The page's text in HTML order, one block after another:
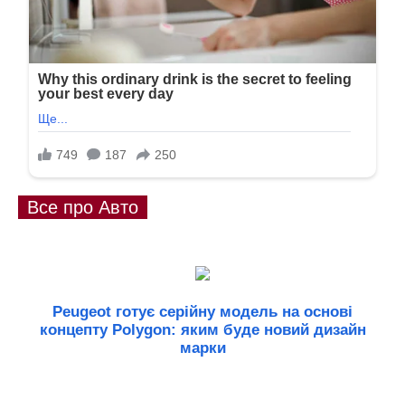
Все про Авто
Peugeot готує серійну модель на основі
концепту Polygon: яким буде новий дизайн
марки